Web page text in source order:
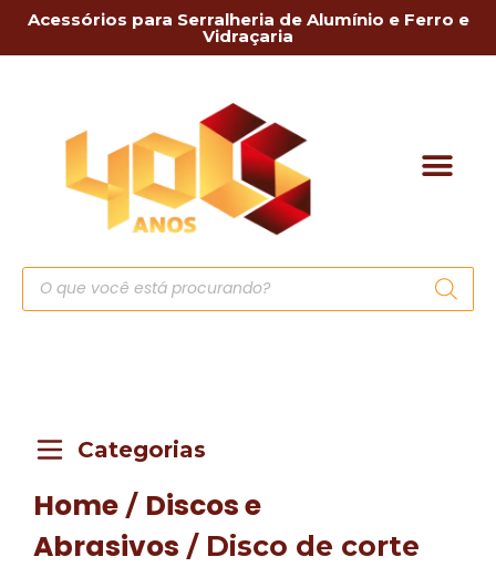
Acessórios para Serralheria de Alumínio e Ferro e
Vidraçaria
Categorias
Home / Discos e
Abrasivos / Disco de corte